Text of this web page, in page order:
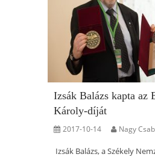
Izsák Balázs kapta az
Károly-díját
2017-10-14 Nagy
Izsák Balázs, a Székely